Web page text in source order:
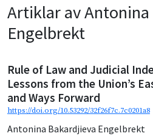
Artiklar av
Engelbrekt
Rule of Law and Judicial
Lessons from the Union’s
and Ways Forward
https://doi.org/10.53292/32f26f7c.7c0201a8
Antonina Bakardjieva Engelbrekt